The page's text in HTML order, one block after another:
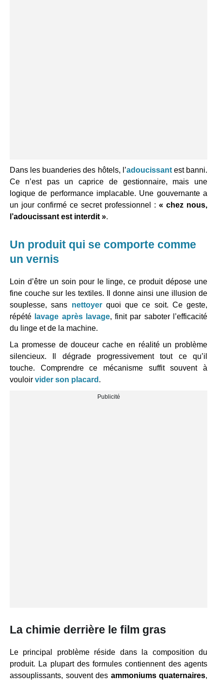
Dans les buanderies des hôtels, l’adoucissantest banni.
Ce n’est pas un caprice de gestionnaire, mais une
logique de performance implacable. Une gouvernante a
un jour confirmé ce secret professionnel : « chez nous,
l’adoucissant est interdit ».
Un produit qui se comporte comme
un vernis
Loin d’être un soin pour le linge, ce produit dépose une
fine couche sur les textiles. Il donne ainsi une illusion de
souplesse, sans nettoyerquoi que ce soit. Ce geste,
répété lavage après lavage, finit par saboter l’efficacité
du linge et de la machine.
La promesse de douceur cache en réalité un problème
silencieux. Il dégrade progressivement tout ce qu’il
touche. Comprendre ce mécanisme suffit souvent à
vouloir vider son placard .
La chimie derrière le film gras
Le principal problème réside dans la composition du
produit. La plupart des formules contiennent des agents
assouplissants, souvent des ammoniums quaternaires,